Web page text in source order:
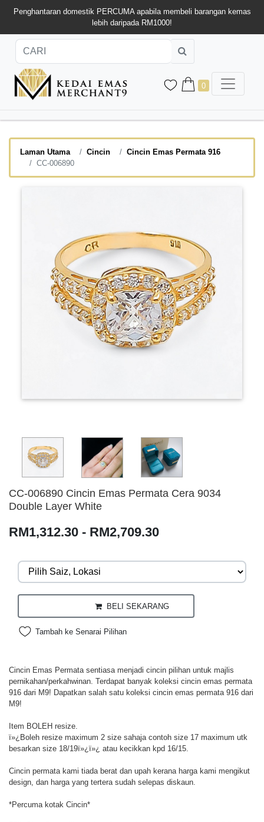
Penghantaran domestik PERCUMA apabila membeli barangan kemas
lebih daripada RM1000!
0
Laman Utama Cincin
Cincin Emas Permata 916
CC-006890
CC-006890 Cincin Emas Permata Cera 9034
Double Layer White
RM1,312.30 - RM2,709.30
BELI SEKARANG
Tambah ke Senarai Pilihan
Cincin Emas Permata sentiasa menjadi cincin pilihan untuk majlis
pernikahan/perkahwinan. Terdapat banyak koleksi cincin emas permata
916 dari M9! Dapatkan salah satu koleksi cincin emas permata 916 dari
M9!
Item BOLEH resize.
ï»¿Boleh resize maximum 2 size sahaja contoh size 17 maximum utk
besarkan size 18/19ï»¿ï»¿ atau kecikkan kpd 16/15.
Cincin permata kami tiada berat dan upah kerana harga kami mengikut
design, dan harga yang tertera sudah selepas diskaun.
*Percuma kotak Cincin*